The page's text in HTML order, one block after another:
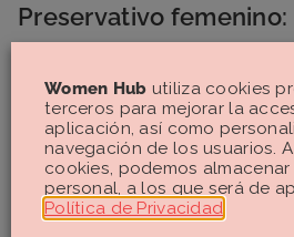
Preservativo femenino:
similar al masculino, en este caso
“funda” muy flexible que se coloca
tener relaciones.
Protege de embarazo y de ITS y te
control. La desventaja, la misma
masculino: hay personas que ese
Women Hub utiliza cookies
terceros para mejorar la
aplicación, así como
navegación de los usuarios.
cookies, podemos
personal, a los que será de
Política de Privacidad